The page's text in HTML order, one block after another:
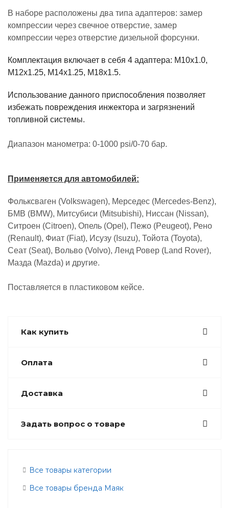
В наборе расположены два типа адаптеров: замер
компрессии через свечное отверстие, замер
компрессии через отверстие дизельной форсунки.
Комплектация включает в себя 4 адаптера: M10x1.0,
M12x1.25, M14x1.25, M18x1.5.
Использование данного приспособления позволяет
избежать повреждения инжектора и загрязнений
топливной системы.
Диапазон манометра: 0-1000 psi/0-70 бар.
Применяется для автомобилей:
Фольксваген (Volkswagen), Мерседес (Mercedes-Benz),
БМВ (BMW), Митсубиси (Mitsubishi), Ниссан (Nissan),
Ситроен (Citroen), Опель (Opel), Пежо (Peugeot), Рено
(Renault), Фиат (Fiat), Исузу (Isuzu), Тойота (Toyota),
Сеат (Seat), Вольво (Volvo), Ленд Ровер (Land Rover),
Мазда (Mazda) и другие.
Поставляется в пластиковом кейсе.
Как купить
Оплата
Доставка
Задать вопрос о товаре
Все товары категории
Все товары бренда Маяк